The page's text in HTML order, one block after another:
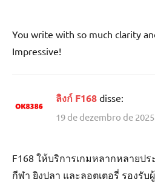
You write with so much clarity
Impressive!
ลิงก์ F168 disse:
19 de dezembro de
F168 ให้บริการเกมหลากหลายป
กีฬา ยิงปลา และลอตเตอรี่ รองรับ